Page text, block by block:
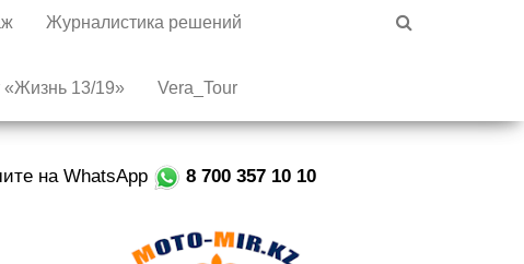
Журналистика решений
«Жизнь 13/19» Vera_Tour
на WhatsApp 8 700 357 10 10